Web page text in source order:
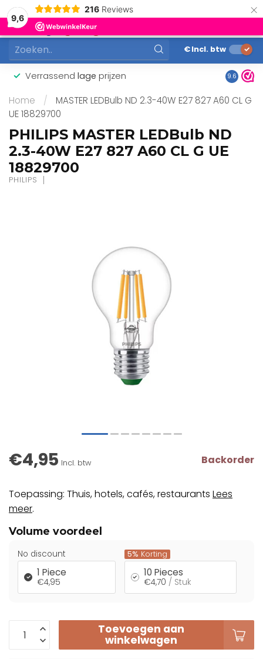
9,6
216 Reviews ×
MENU
0
€Incl. btw
Verrassend lage prijzen 9.6
Home /
MASTER LEDBulb ND 2.3-40W E27 827 A60 CL G
UE 18829700
PHILIPS MASTER LEDBulb ND
2.3-40W E27 827 A60 CL G UE
18829700
PHILIPS
€4,95 Incl. btw Backorder
Toepassing: Thuis, hotels, cafés, restaurants Lees
meer.
Volume voordeel
No discount
1 Piece
€4,95
5% Korting
10 Pieces
€4,70 / Stuk
Toevoegen aan
winkelwagen